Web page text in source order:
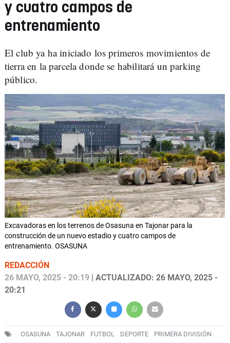
y cuatro campos de
entrenamiento
El club ya ha iniciado los primeros movimientos de
tierra en la parcela donde se habilitará un parking
público.
Excavadoras en los terrenos de Osasuna en Tajonar para la
construcción de un nuevo estadio y cuatro campos de
entrenamiento. OSASUNA
REDACCIÓN
26 MAYO, 2025 - 20:19 | ACTUALIZADO: 26 MAYO, 2025 -
20:21
OSASUNA TAJONAR FUTBOL DEPORTE PRIMERA DIVISIÓN